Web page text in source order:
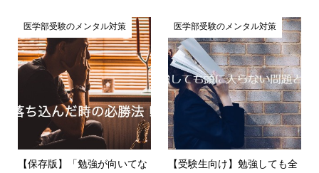
医学部受験のメンタル対策
【保存版】「勉強が向いてな
医学部受験のメンタル対策
【受験生向け】勉強しても全